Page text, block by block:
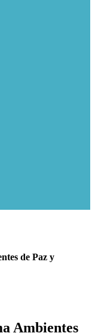
de Paz y
Ambientes